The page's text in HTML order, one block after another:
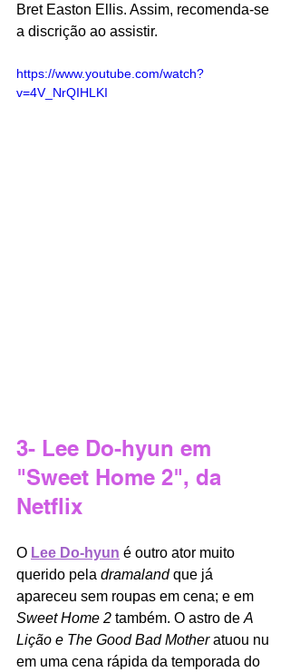
Bret Easton Ellis. Assim, recomenda-se
a discrição ao assistir.
https://www.youtube.com/watch?
v=4V_NrQIHLKI
3- Lee Do-hyun em
"Sweet Home 2", da
Netflix
O Lee Do-hyun é outro ator muito
querido pela dramaland que já
apareceu sem roupas em cena; e em
Sweet Home 2 também. O astro de A
Lição e The Good Bad Mother atuou nu
em uma cena rápida da temporada do